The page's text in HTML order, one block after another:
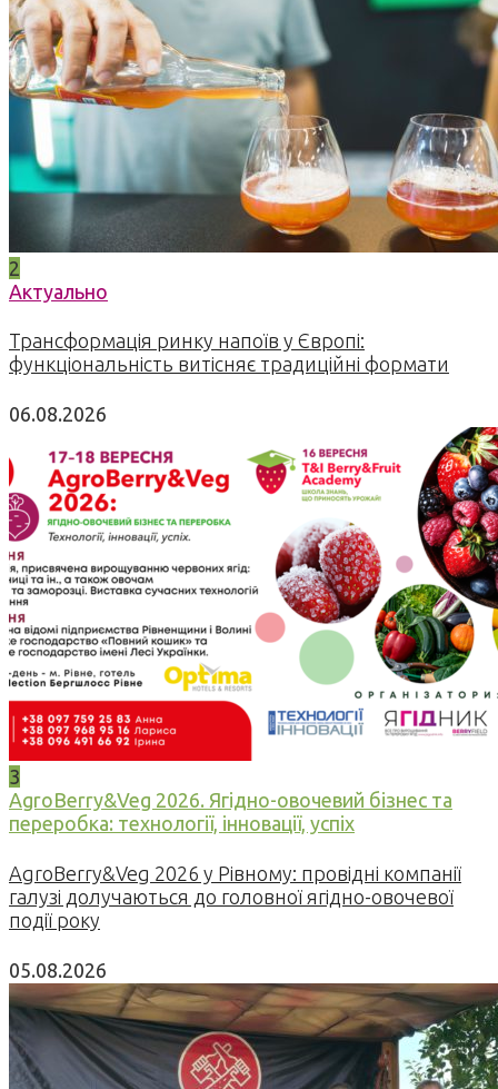
2
Актуально
Трансформація ринку напоїв у Європі:
функціональність витісняє традиційні формати
06.08.2026
3
AgroBerry&Veg 2026. Ягідно-овочевий бізнес та
переробка: технології, інновації, успіх
AgroBerry&Veg 2026 у Рівному: провідні компанії
галузі долучаються до головної ягідно-овочевої
події року
05.08.2026